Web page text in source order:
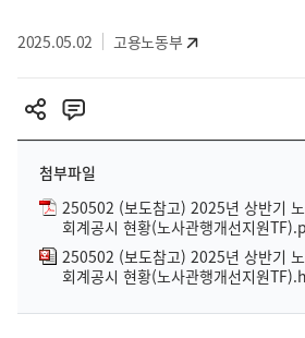
2025.05.02 고용노동부
첨부파일
250502 (보도참고) 2025년 상반기
회계공시 현황(노사관행개선지원
250502 (보도참고) 2025년 상반기
회계공시 현황(노사관행개선지원